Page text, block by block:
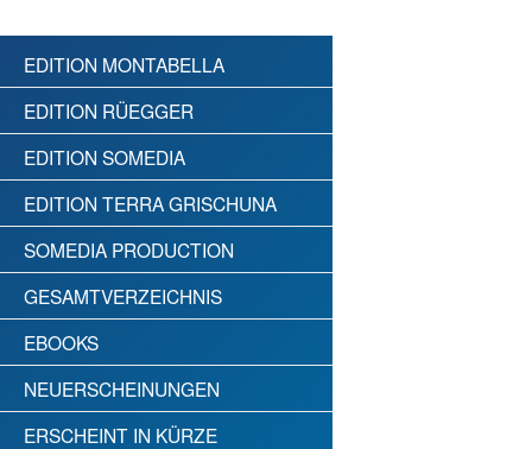
EDITION MONTABELLA
EDITION RÜEGGER
EDITION SOMEDIA
EDITION TERRA GRISCHUNA
SOMEDIA PRODUCTION
GESAMTVERZEICHNIS
EBOOKS
NEUERSCHEINUNGEN
ERSCHEINT IN KÜRZE